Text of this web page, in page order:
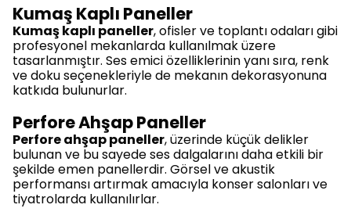
Kumaş Kaplı Paneller
Kumaş kaplı paneller, ofisler ve toplantı odaları gibi
profesyonel mekanlarda kullanılmak üzere
tasarlanmıştır. Ses emici özelliklerinin yanı sıra, renk
ve doku seçenekleriyle de mekanın dekorasyonuna
katkıda bulunurlar.
Perfore Ahşap Paneller
Perfore ahşap paneller, üzerinde küçük delikler
bulunan ve bu sayede ses dalgalarını daha etkili bir
şekilde emen panellerdir. Görsel ve akustik
performansı artırmak amacıyla konser salonları ve
tiyatrolarda kullanılırlar.